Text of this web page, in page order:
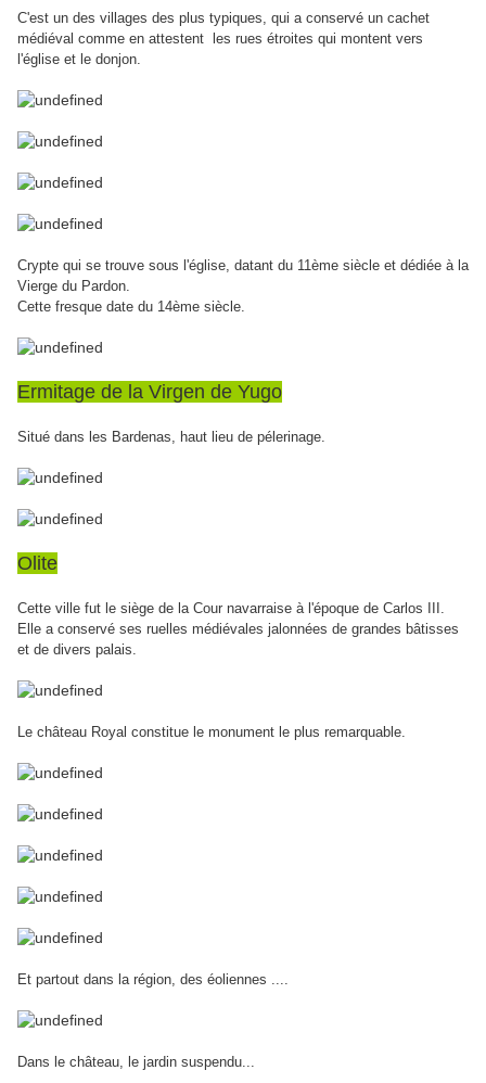
C'est un des villages des plus typiques, qui a conservé un cachet
médiéval comme en attestent les rues étroites qui montent vers
l'église et le donjon.
Crypte qui se trouve sous l'église, datant du 11ème siècle et dédiée à la
Vierge du Pardon.
Cette fresque date du 14ème siècle.
Ermitage de la Virgen de Yugo
Situé dans les Bardenas, haut lieu de pélerinage.
Olite
Cette ville fut le siège de la Cour navarraise à l'époque de Carlos III.
Elle a conservé ses ruelles médiévales jalonnées de grandes bâtisses
et de divers palais.
Le château Royal constitue le monument le plus remarquable.
Et partout dans la région, des éoliennes ....
Dans le château, le jardin suspendu...